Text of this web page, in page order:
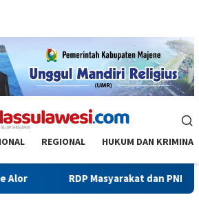
REGIONAL HUKUM DAN KRIMINAL
RDP Masyarakat dan PNM Mekaar